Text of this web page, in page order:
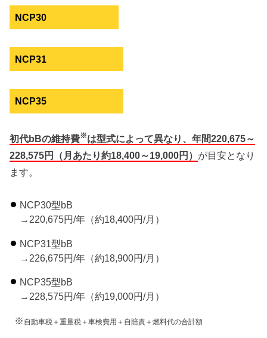
NCP30
NCP31
NCP35
初代bBの維持費※は型式によって異なり、年間220,675～
228,575円（月あたり約18,400～19,000円） が目安となり
ます。
NCP30型bB
→220,675円/年（約18,400円/月）
NCP31型bB
→226,675円/年（約18,900円/月）
NCP35型bB
→228,575円/年（約19,000円/月）
※ 自動車税＋重量税＋車検費用＋自賠責＋燃料代の合計額